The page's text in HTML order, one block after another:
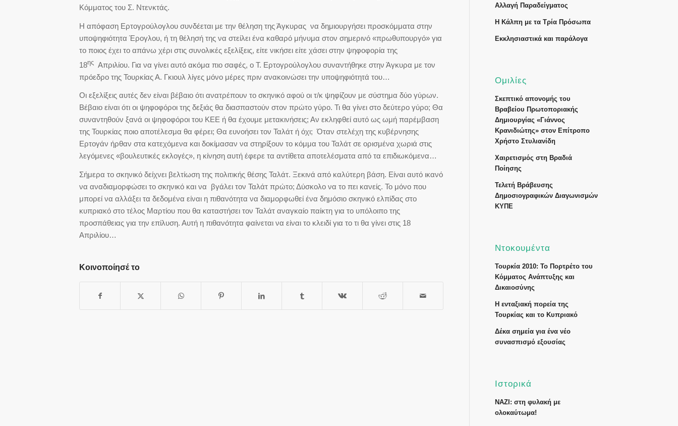
Κόμματος του Σ. Ντενκτάς.
Η απόφαση Ερτογρούλογλου συνδέεται με την θέληση της Άγκυρας να δημιουργήσει προσκόμματα στην
υποψηφιότητα Έρογλου, ή τη θέλησή της να στείλει ένα καθαρό μήνυμα στον σημερινό «πρωθυπουργό» για
το ποιος έχει το απάνω χέρι στις συνολικές εξελίξεις, είτε νικήσει είτε χάσει στην ψηφοφορία της
18ης Απριλίου. Για να γίνει αυτό ακόμα πιο σαφές, ο Τ. Ερτογρούλογλου συναντήθηκε στην Άγκυρα με τον
πρόεδρο της Τουρκίας Α. Γκιουλ λίγες μόνο μέρες πριν ανακοινώσει την υποψηφιότητά του…
Οι εξελίξεις αυτές δεν είναι βέβαιο ότι ανατρέπουν το σκηνικό αφού οι τ/κ ψηφίζουν με σύστημα δύο γύρων.
Βέβαιο είναι ότι οι ψηφοφόροι της δεξιάς θα διασπαστούν στον πρώτο γύρο. Τι θα γίνει στο δεύτερο γύρο; Θα
συναντηθούν ξανά οι ψηφοφόροι του ΚΕΕ ή θα έχουμε μετακινήσεις; Αν εκληφθεί αυτό ως ωμή παρέμβαση
της Τουρκίας ποιο αποτέλεσμα θα φέρει; Θα ευνοήσει τον Ταλάτ ή όχι; Όταν στελέχη της κυβέρνησης
Ερτογάν ήρθαν στα κατεχόμενα και δοκίμασαν να στηρίξουν το κόμμα του Ταλάτ σε ορισμένα χωριά στις
λεγόμενες «βουλευτικές εκλογές», η κίνηση αυτή έφερε τα αντίθετα αποτελέσματα από τα επιδιωκόμενα…
Σήμερα το σκηνικό δείχνει βελτίωση της πολιτικής θέσης Ταλάτ. Ξεκινά από καλύτερη βάση. Είναι αυτό ικανό
να αναδιαμορφώσει το σκηνικό και να βγάλει τον Ταλάτ πρώτο; Δύσκολο να το πει κανείς. Το μόνο που
μπορεί να αλλάξει τα δεδομένα είναι η πιθανότητα να διαμορφωθεί ένα δημόσιο σκηνικό ελπίδας στο
κυπριακό στο τέλος Μαρτίου που θα καταστήσει τον Ταλάτ αναγκαίο παίκτη για το υπόλοιπο της
προσπάθειας για την επίλυση. Αυτή η πιθανότητα φαίνεται να είναι το κλειδί για το τι θα γίνει στις 18
Απριλίου…
Κοινοποίησέ το
Αλλαγή Παραδείγματος
Η Κάλπη με τα Τρία Πρόσωπα
Εκκλησιαστικά και παράλογα
Ομιλίες
Σκεπτικό απονομής του
Βραβείου Πρωτοποριακής
Δημιουργίας «Γιάννος
Κρανιδιώτης» στον Επίτροπο
Χρήστο Στυλιανίδη
Χαιρετισμός στη Βραδιά
Ποίησης
Τελετή Βράβευσης
Δημοσιογραφικών Διαγωνισμών
ΚΥΠΕ
Ντοκουμέντα
Τουρκία 2010: Το Πορτρέτο του
Κόμματος Ανάπτυξης και
Δικαιοσύνης
Η ενταξιακή πορεία της
Τουρκίας και το Κυπριακό
Δέκα σημεία για ένα νέο
συνασπισμό εξουσίας
Ιστορικά
ΝΑΖΙ: στη φυλακή με
ολοκαύτωμα!